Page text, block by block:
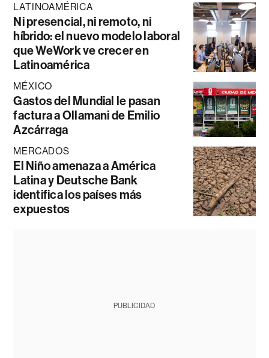
LATINOAMÉRICA
Ni presencial, ni remoto, ni
híbrido: el nuevo modelo laboral
que WeWork ve crecer en
Latinoamérica
MÉXICO
Gastos del Mundial le pasan
factura a Ollamani de Emilio
Azcárraga
MERCADOS
El Niño amenaza a América
Latina y Deutsche Bank
identifica los países más
expuestos
PUBLICIDAD